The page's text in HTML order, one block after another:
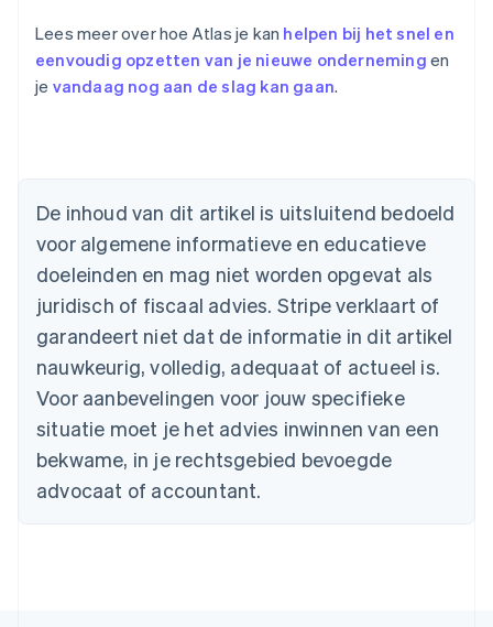
Lees meer over hoe Atlas je kan helpen bij het snel en
eenvoudig opzetten van je nieuwe onderneming en
je vandaag nog aan de slag kan gaan.
De inhoud van dit artikel is uitsluitend bedoeld
voor algemene informatieve en educatieve
doeleinden en mag niet worden opgevat als
juridisch of fiscaal advies. Stripe verklaart of
garandeert niet dat de informatie in dit artikel
nauwkeurig, volledig, adequaat of actueel is.
Voor aanbevelingen voor jouw specifieke
situatie moet je het advies inwinnen van een
bekwame, in je rechtsgebied bevoegde
advocaat of accountant.
English
Nederlands Français DeutschEnglish
Brazilië
Português
Bulgarije
English
Canada
Cyprus
English
Denemarken
English
Duitsland
DeutschEnglish
English